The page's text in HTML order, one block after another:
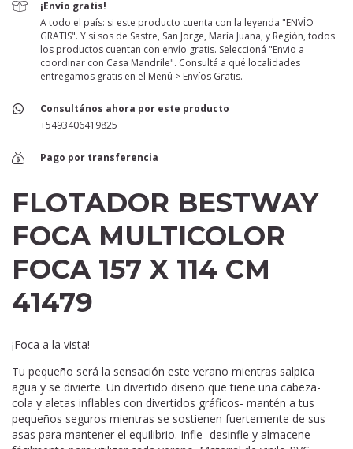
¡Envío gratis!
A todo el país: si este producto cuenta con la leyenda "ENVÍO
GRATIS". Y si sos de Sastre, San Jorge, María Juana, y Región, todos
los productos cuentan con envío gratis. Seleccioná "Envio a
coordinar con Casa Mandrile". Consultá a qué localidades
entregamos gratis en el Menú > Envíos Gratis.
Consultános ahora por este producto
+5493406419825
Pago por transferencia
FLOTADOR BESTWAY
FOCA MULTICOLOR
FOCA 157 X 114 CM
41479
¡Foca a la vista!
Tu pequeño será la sensación este verano mientras salpica
agua y se divierte. Un divertido diseño que tiene una cabeza-
cola y aletas inflables con divertidos gráficos- mantén a tus
pequeños seguros mientras se sostienen fuertemente de sus
asas para mantener el equilibrio. Infle- desinfle y almacene